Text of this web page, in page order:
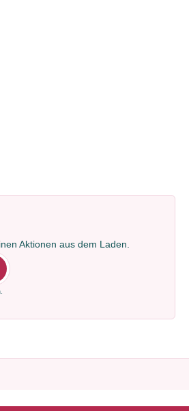
Aktionen aus dem Laden.